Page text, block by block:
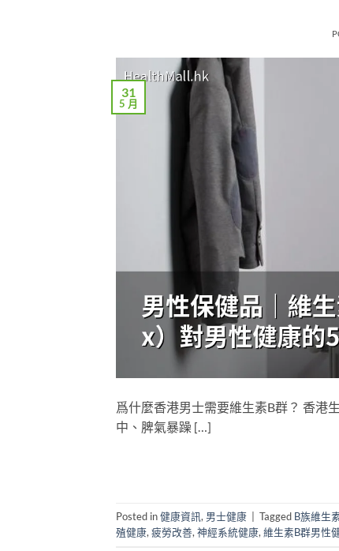
31
5 月
爲什麼香港男士需要維生素B群？ 香港
中、脾氣暴躁 […]
Posted in健康資訊, 男士健康 Tagged B族維生
殖健康, 疲勞改善, 神經系統健康, 維生素B群男性